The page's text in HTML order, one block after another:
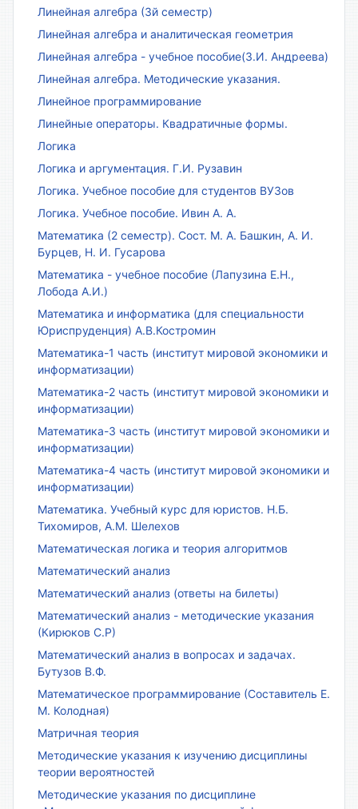
Линейная алгебра (3й семестр)
Линейная алгебра и аналитическая геометрия
Линейная алгебра - учебное пособие(З.И. Андреева)
Линейная алгебра. Методические указания.
Линейное программирование
Линейные операторы. Квадратичные формы.
Логика
Логика и аргументация. Г.И. Рузавин
Логика. Учебное пособие для студентов ВУЗов
Логика. Учебное пособие. Ивин А. А.
Математика (2 семестр). Сост. М. А. Башкин, А. И.
Бурцев, Н. И. Гусарова
Математика - учебное пособие (Лапузина Е.Н.,
Лобода А.И.)
Математика и информатика (для специальности
Юриспруденция) А.В.Костромин
Математика-1 часть (институт мировой экономики и
информатизации)
Математика-2 часть (институт мировой экономики и
информатизации)
Математика-3 часть (институт мировой экономики и
информатизации)
Математика-4 часть (институт мировой экономики и
информатизации)
Математика. Учебный курс для юристов. Н.Б.
Тихомиров, А.М. Шелехов
Математическая логика и теория алгоритмов
Математический анализ
Математический анализ (ответы на билеты)
Математический анализ - методические указания
(Кирюков С.Р)
Математический анализ в вопросах и задачах.
Бутузов В.Ф.
Математическое программирование (Составитель Е.
М. Колодная)
Матричная теория
Методические указания к изучению дисциплины
теории вероятностей
Методические указания по дисциплине